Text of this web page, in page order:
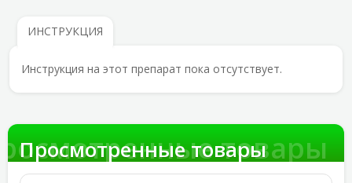
ИНСТРУКЦИЯ
Инструкция на этот препарат пока отсутствует.
товары
Просмотренные товары